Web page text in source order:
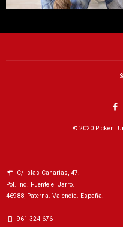
© 2020 Picken.
C/ Islas Canarias, 47.
Pol. Ind. Fuente el Jarro.
46988, Paterna. Valencia. España.
961 324 676